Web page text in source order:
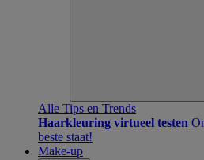
Alle Tips en Trends
Haarkleuring virtueel testen
beste staat!
Make-up